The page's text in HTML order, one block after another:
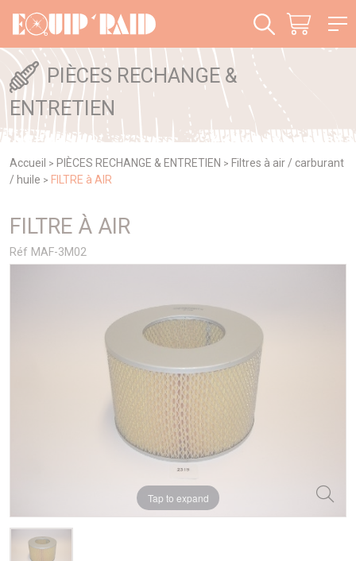
PIÈCES RECHANGE &
ENTRETIEN
Accueil > PIÈCES RECHANGE & ENTRETIEN > Filtres à air / carburant
/ huile > FILTRE à AIR
FILTRE À AIR
Réf MAF-3M02
Tap to expand
Panneau de gestion des cookies